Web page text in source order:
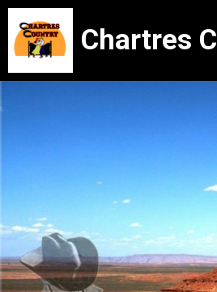
Chartres